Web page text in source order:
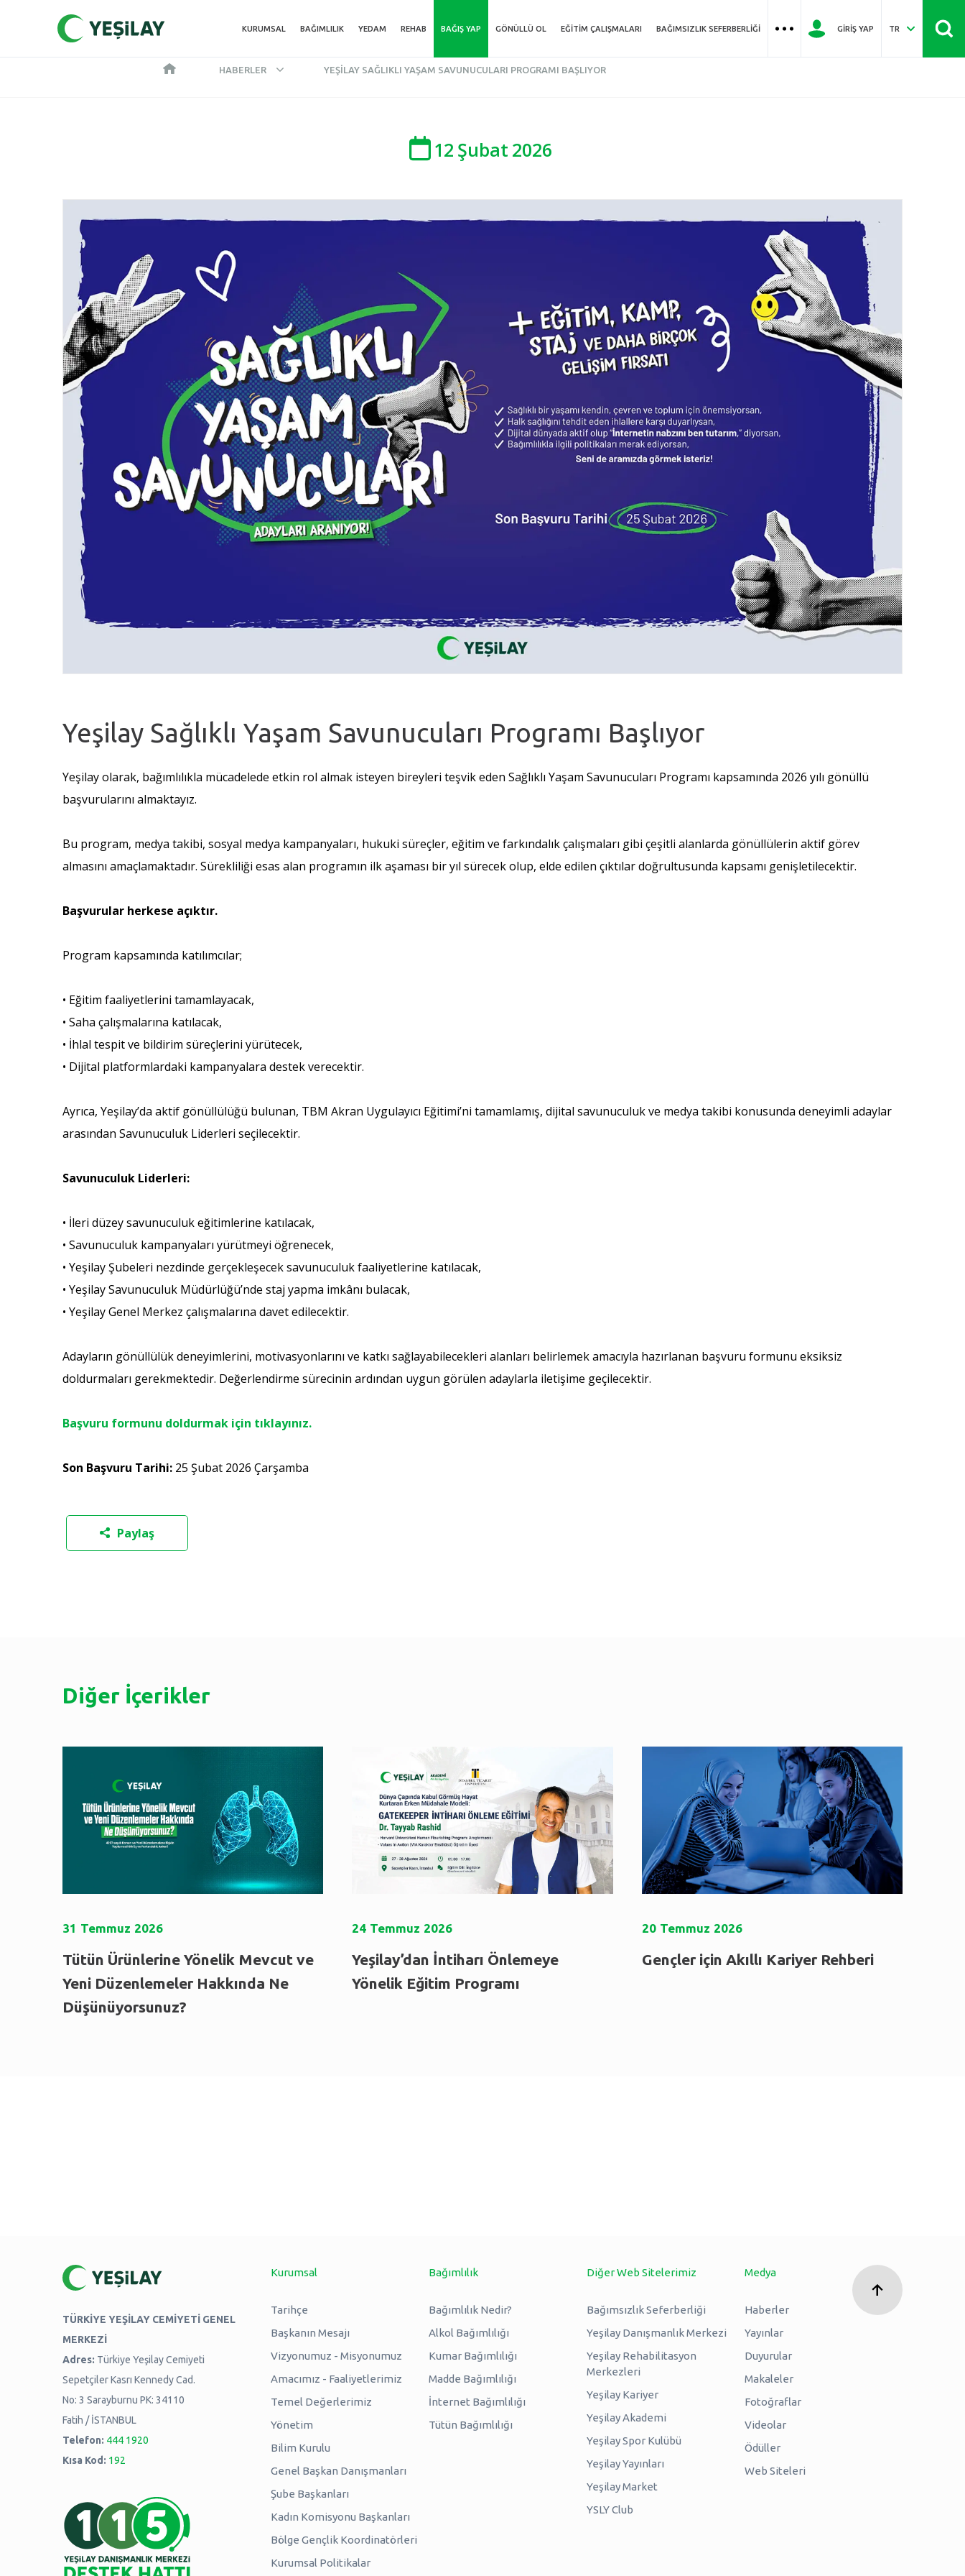
KURUMSAL BAĞIMLILIK YEDAM REHAB BAĞIŞ YAP GÖNÜLLÜ OL EĞITIM ÇALIŞMALARI BAĞIMSIZLIK SEFERBERLIĞI GIRIŞ YAP TR
HABERLER YEŞILAY SAĞLIKLI YAŞAM SAVUNUCULARI PROGRAMI BAŞLIYOR
12 Şubat 2026
Yeşilay Sağlıklı Yaşam Savunucuları Programı Başlıyor
Yeşilay olarak, bağımlılıkla mücadelede etkin rol almak isteyen bireyleri teşvik eden Sağlıklı Yaşam Savunucuları Programı kapsamında 2026 yılı gönüllü
başvurularını almaktayız.
Bu program, medya takibi, sosyal medya kampanyaları, hukuki süreçler, eğitim ve farkındalık çalışmaları gibi çeşitli alanlarda gönüllülerin aktif görev
almasını amaçlamaktadır. Sürekliliği esas alan programın ilk aşaması bir yıl sürecek olup, elde edilen çıktılar doğrultusunda kapsamı genişletilecektir.
Başvurular herkese açıktır.
Program kapsamında katılımcılar;
• Eğitim faaliyetlerini tamamlayacak,
• Saha çalışmalarına katılacak,
• İhlal tespit ve bildirim süreçlerini yürütecek,
• Dijital platformlardaki kampanyalara destek verecektir.
Ayrıca, Yeşilay’da aktif gönüllülüğü bulunan, TBM Akran Uygulayıcı Eğitimi’ni tamamlamış, dijital savunuculuk ve medya takibi konusunda deneyimli adaylar
arasından Savunuculuk Liderleri seçilecektir.
Savunuculuk Liderleri:
• İleri düzey savunuculuk eğitimlerine katılacak,
• Savunuculuk kampanyaları yürütmeyi öğrenecek,
• Yeşilay Şubeleri nezdinde gerçekleşecek savunuculuk faaliyetlerine katılacak,
• Yeşilay Savunuculuk Müdürlüğü’nde staj yapma imkânı bulacak,
• Yeşilay Genel Merkez çalışmalarına davet edilecektir.
Adayların gönüllülük deneyimlerini, motivasyonlarını ve katkı sağlayabilecekleri alanları belirlemek amacıyla hazırlanan başvuru formunu eksiksiz
doldurmaları gerekmektedir. Değerlendirme sürecinin ardından uygun görülen adaylarla iletişime geçilecektir.
Başvuru formunu doldurmak için tıklayınız.
Son Başvuru Tarihi: 25 Şubat 2026 Çarşamba
Paylaş
Diğer İçerikler
31 Temmuz 2026
Tütün Ürünlerine Yönelik Mevcut ve
Yeni Düzenlemeler Hakkında Ne
Düşünüyorsunuz?
24 Temmuz 2026
Yeşilay’dan İntiharı Önlemeye
Yönelik Eğitim Programı
20 Temmuz 2026
Gençler için Akıllı Kariyer Rehberi
TÜRKİYE YEŞİLAY CEMİYETİ GENEL
MERKEZİ
Adres: Türkiye Yeşilay Cemiyeti
Sepetçiler Kasrı Kennedy Cad.
No: 3 Sarayburnu PK: 34110
Fatih / İSTANBUL
Telefon: 444 1920
Kısa Kod: 192
Kurumsal
Tarihçe
Başkanın Mesajı
Vizyonumuz - Misyonumuz
Amacımız - Faaliyetlerimiz
Temel Değerlerimiz
Yönetim
Bilim Kurulu
Genel Başkan Danışmanları
Şube Başkanları
Kadın Komisyonu Başkanları
Bölge Gençlik Koordinatörleri
Kurumsal Politikalar
Bağımlılık
Bağımlılık Nedir?
Alkol Bağımlılığı
Kumar Bağımlılığı
Madde Bağımlılığı
İnternet Bağımlılığı
Tütün Bağımlılığı
Diğer Web Sitelerimiz
Bağımsızlık Seferberliği
Yeşilay Danışmanlık Merkezi
Yeşilay Rehabilitasyon
Merkezleri
Yeşilay Kariyer
Yeşilay Akademi
Yeşilay Spor Kulübü
Yeşilay Yayınları
Yeşilay Market
YSLY Club
Medya
Haberler
Yayınlar
Duyurular
Makaleler
Fotoğraflar
Videolar
Ödüller
Web Siteleri